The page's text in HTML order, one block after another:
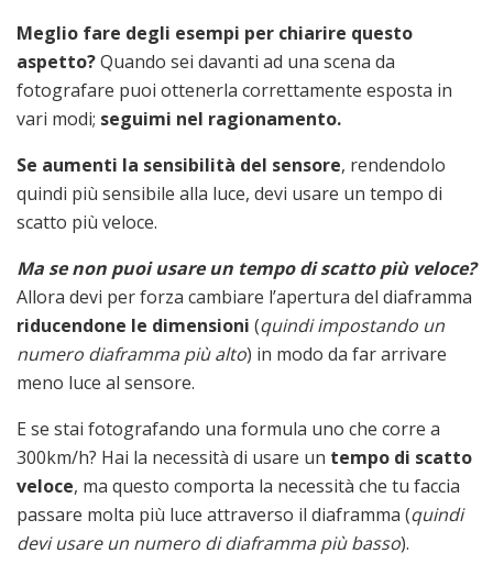
Meglio fare degli esempi per chiarire questo
aspetto?Quando sei davanti ad una scena da
fotografare puoi ottenerla correttamente esposta in
vari modi; seguimi nel ragionamento.
Se aumenti la sensibilità del sensore, rendendolo
quindi più sensibile alla luce, devi usare un tempo di
scatto più veloce.
Ma se non puoi usare un tempo di scatto più veloce?
Allora devi per forza cambiare l’apertura del diaframma
riducendone le dimensioni (quindi impostando un
numero diaframma più alto) in modo da far arrivare
meno luce al sensore.
E se stai fotografando una formula uno che corre a
300km/h? Hai la necessità di usare un tempo di scatto
veloce, ma questo comporta la necessità che tu faccia
passare molta più luce attraverso il diaframma (quindi
devi usare un numero di diaframma più basso).